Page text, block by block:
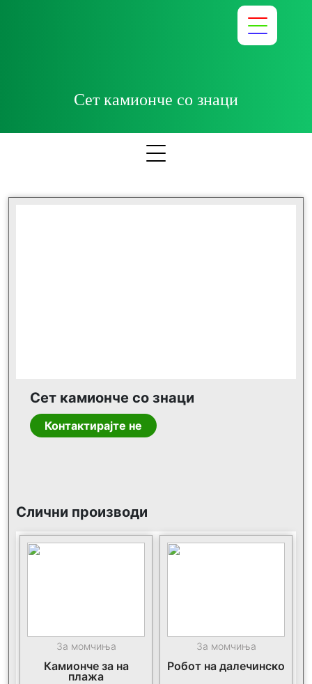
Сет камионче со знаци
Сет камионче со знаци
Контактирајте не
Слични производи
За момчиња
Камионче за на
плажа
За момчиња
Робот на далечинско